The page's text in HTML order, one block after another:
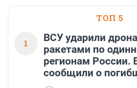
ТОП 5
1
ВСУ ударили
ракетами по
регионам России.
сообщили о